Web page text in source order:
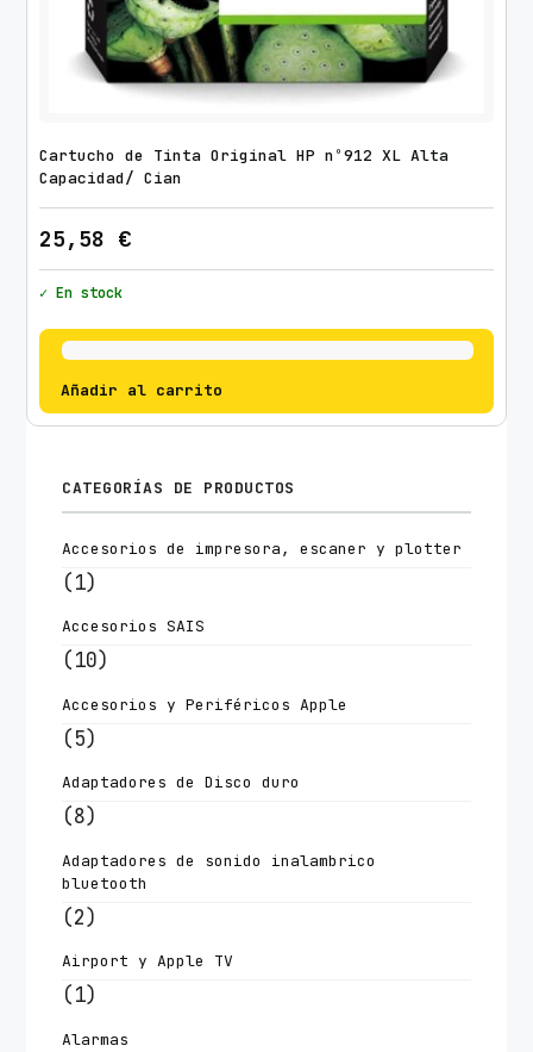
Cartucho de Tinta Original HP nº912 XL Alta
Capacidad/ Cian
25,58 €
✓ En stock
Añadir al carrito
CATEGORÍAS DE PRODUCTOS
Accesorios de impresora, escaner y plotter
(1)
Accesorios SAIS
(10)
Accesorios y Periféricos Apple
(5)
Adaptadores de Disco duro
(8)
Adaptadores de sonido inalambrico
bluetooth
(2)
Airport y Apple TV
(1)
Alarmas